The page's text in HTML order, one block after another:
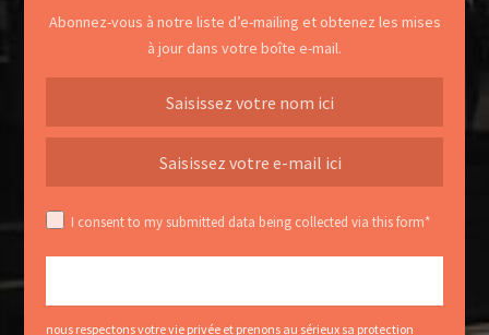
Abonnez-vous à notre liste d’e-mailing et obtenez les mises
à jour dans votre boîte e-mail.
I consent to my submitted data being collected via this form*
nous respectons votre vie privée et prenons au sérieux sa protection